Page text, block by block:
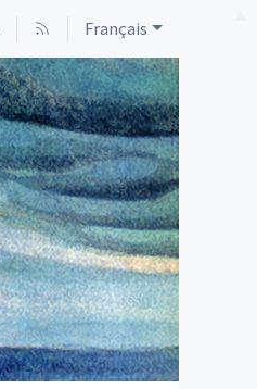
Français